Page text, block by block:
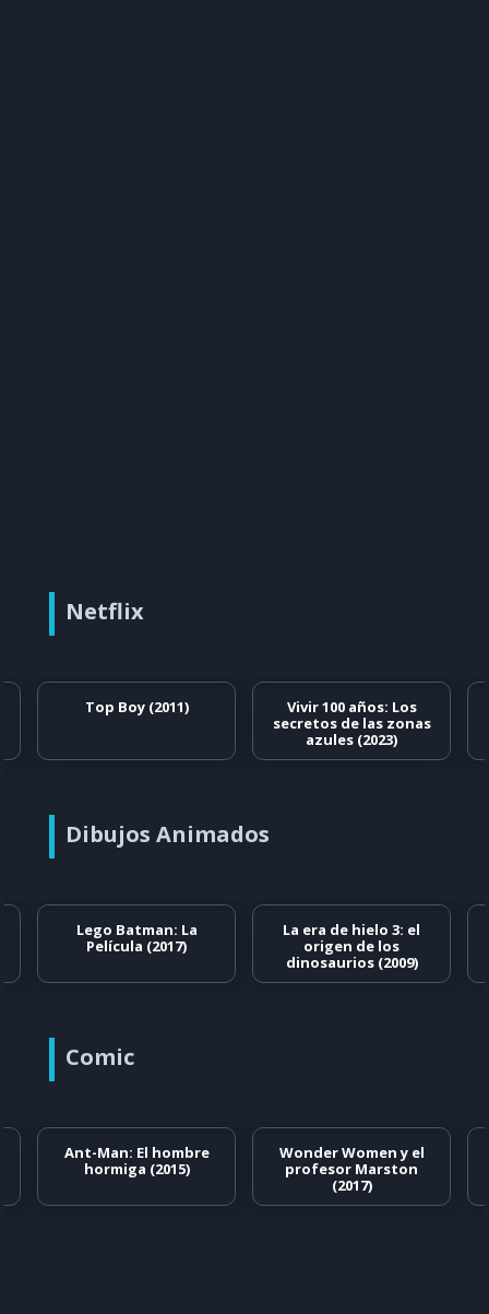
Netflix
Top Boy (2011)
Vivir 100 años: Los
secretos de las zonas
azules (2023)
Dibujos Animados
Lego Batman: La
Película (2017)
La era de hielo 3: el
origen de los
dinosaurios (2009)
Comic
Ant-Man: El hombre
hormiga (2015)
Wonder Women y el
profesor Marston
(2017)